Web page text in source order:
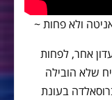
ולא פחות ~
אחר, לפחות
שלא הובילה
בעונת